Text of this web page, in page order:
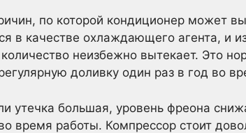
по которой кондиционер может
в качестве охлаждающего агента, и
неизбежно вытекает. Это
доливку один раз в год во
утечка большая, уровень фреона
время работы. Компрессор стоит